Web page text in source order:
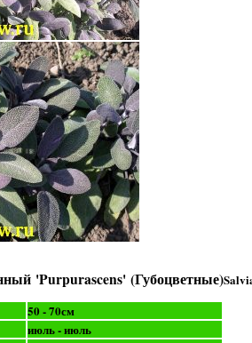
'Purpurascens' (Губоцветные)
50 - 70см
июль - июль